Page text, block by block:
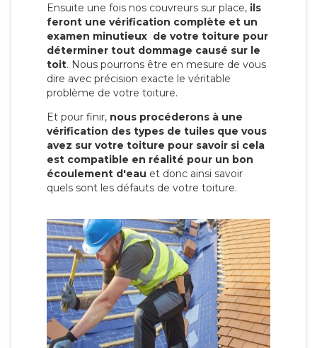
Ensuite une fois nos couvreurs sur place, ils
feront une vérification complète et un
examen minutieux de votre toiture pour
déterminer tout dommage causé sur le
toit. Nous pourrons être en mesure de vous
dire avec précision exacte le véritable
problème de votre toiture.
Et pour finir, nous procéderons à une
vérification des types de tuiles que vous
avez sur votre toiture pour savoir si cela
est compatible en réalité pour un bon
écoulement d'eau et donc ainsi savoir
quels sont les défauts de votre toiture.